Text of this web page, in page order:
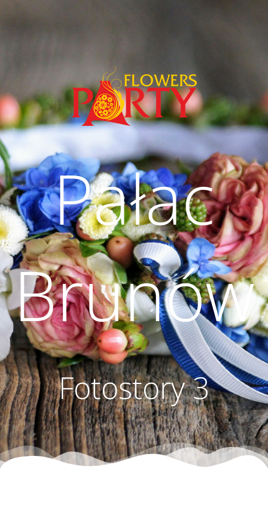
Pałac
Brunów
Fotostory 3